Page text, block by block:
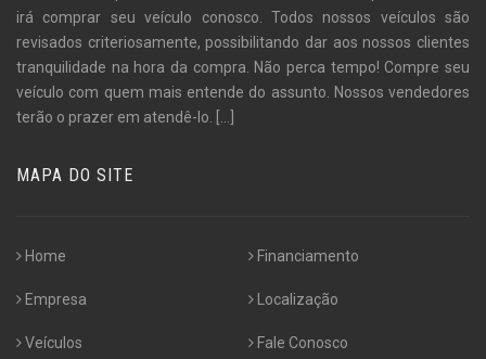
irá comprar seu veículo conosco. Todos nossos veículos são
revisados criteriosamente, possibilitando dar aos nossos clientes
tranquilidade na hora da compra. Não perca tempo! Compre seu
veículo com quem mais entende do assunto. Nossos vendedores
terão o prazer em atendê-lo. [...]
MAPA DO SITE
Home
Empresa
Veículos
Financiamento
Localização
Fale Conosco